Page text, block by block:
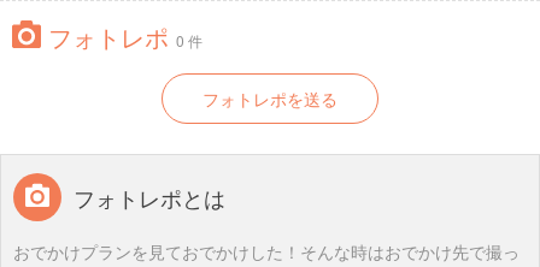
フォトレポ 0 件
フォトレポを送る
フォトレポとは
おでかけプランを見ておでかけした！そんな時はおでかけ先で撮っ